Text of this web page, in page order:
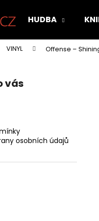
HUDBA
VINYL Offense –
vás
osobních údajů